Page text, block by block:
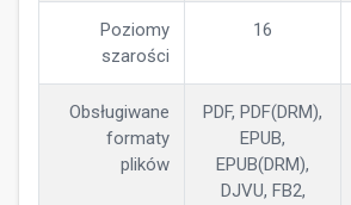
Poziomy
szarości
16
Obsługiwane
formaty
plików
PDF, PDF(DRM),
EPUB,
EPUB(DRM),
DJVU, FB2,